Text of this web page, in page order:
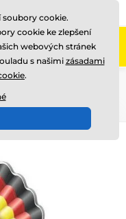
cookie.
cookie ke zlepšení
webových stránek
s našimi zásadami
.